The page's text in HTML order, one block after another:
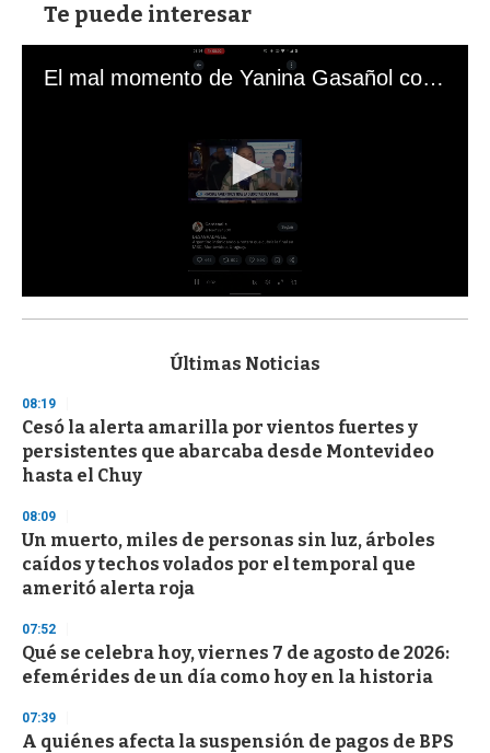
Te puede interesar
El mal momento de Yanina Gasañol con un hincha argentino en "Subrayado"
s
d
s
o
f
3
s
e
c
o
n
Últimas Noticias
08:19
Cesó la alerta amarilla por vientos fuertes y
persistentes que abarcaba desde Montevideo
hasta el Chuy
08:09
Un muerto, miles de personas sin luz, árboles
caídos y techos volados por el temporal que
ameritó alerta roja
07:52
Qué se celebra hoy, viernes 7 de agosto de 2026:
efemérides de un día como hoy en la historia
07:39
A quiénes afecta la suspensión de pagos de BPS